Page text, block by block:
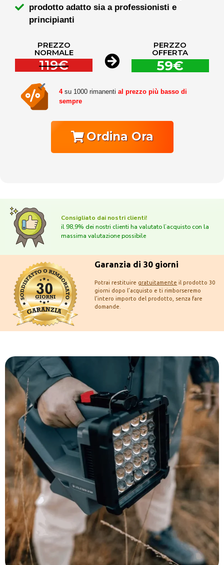
prodotto adatto sia a professionisti e
principianti
PREZZO
NORMALE
119€
PERZZO
OFFERTA
59€
4 su 1000 rimanenti al prezzo più basso di
sempre
Ordina Ora
Consigliato dai nostri clienti!
il 98,9% dei nostri clienti ha valutato l’acquisto con la
massima valutazione possibile
Garanzia di 30 giorni
Potrai restituire gratuitamente il prodotto 30
giorni dopo l’acquisto e ti rimborseremo
l’intero importo del prodotto, senza fare
domande.